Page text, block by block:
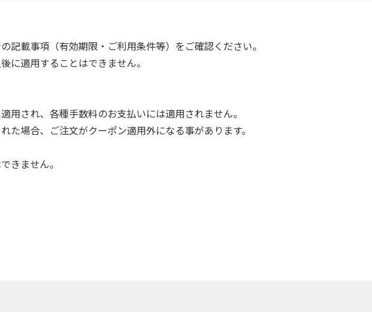
記載事項（有効期限・ご利用条件等）をご確認ください。
に適用することはできません。
用され、各種手数料のお支払いには適用されません。
た場合、ご注文がクーポン適用外になる事があります。
きません。